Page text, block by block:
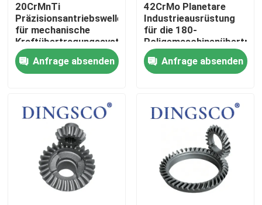
Zu Hause
Videos
Über uns
Werksbesichtigung
20CrMnTi
Präzisionsantriebswelle
für mechanische
Kraftübertragungssysteme
Anfrage absenden
42CrMo Planetare
Industrieausrüstung
für die 180-
Anfrage absenden